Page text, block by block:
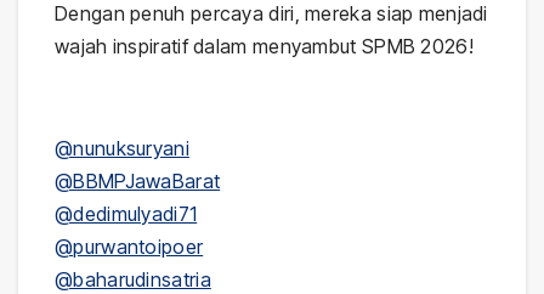
Dengan penuh percaya diri, mereka siap menjadi
wajah inspiratif dalam menyambut SPMB 2026!
@nunuksuryani
@BBMPJawaBarat
@dedimulyadi71
@purwantoipoer
@baharudinsatria